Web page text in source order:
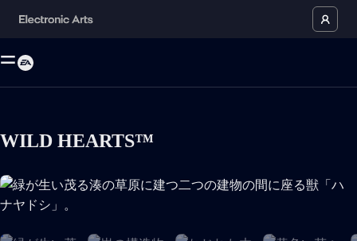
WILD HEARTS™
緑が生い茂る湊の草原に建つ二つの建物の間に座る獣「ハナ